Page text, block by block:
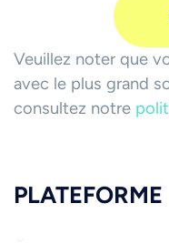
Veuillez noter que
avec le plus grand
consultez notre
PLATEFORME